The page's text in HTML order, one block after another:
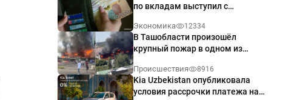
по вкладам выступил с
Экономика 12334
В Ташобласти произошёл
крупный пожар в одном из
Происшествия 8916
Kia Uzbekistan опубликовала
условия рассрочки платежа на